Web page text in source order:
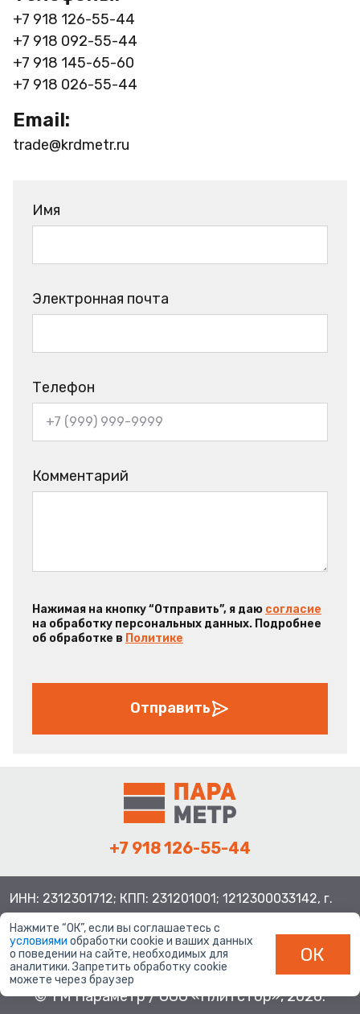
+7 918 126-55-44
+7 918 092-55-44
+7 918 145-65-60
+7 918 026-55-44
Email:
trade@krdmetr.ru
Имя
Электронная почта
Телефон
Комментарий
Нажимая на кнопку “Отправить”, я даю согласие
на обработку персональных данных. Подробнее
об обработке в Политике
Отправить
+7 918 126-55-44
ИНН: 2312301712; КПП: 231201001; 1212300033142, г.
Краснодар ул. Просторная, 21, индекс 350080
© ТМ Параметр / ООО «Плитстор», 2026.
Нажмите “ОК”, если вы соглашаетесь с
условиями обработки cookie и ваших данных
о поведении на сайте, необходимых для
аналитики. Запретить обработку cookie
можете через браузер
ОК